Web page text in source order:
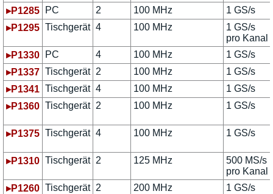
▸P1285
PC 2 100 MHz
1 GS/s
▸P1295 Tischgerät 4 100 MHz
1 GS/s
pro Kanal
▸P1330
PC 4 100 MHz
1 GS/s
▸P1337 Tischgerät 2 100 MHz
1 GS/s
▸P1341 Tischgerät 4 100 MHz
1 GS/s
▸P1360 Tischgerät 2 100 MHz 1 GS/s
▸P1375 Tischgerät 4 100 MHz 1 GS/s
▸P1310 Tischgerät 2 125 MHz
500 MS/s
pro Kanal
▸P1260 Tischgerät 2 200 MHz
1 GS/s